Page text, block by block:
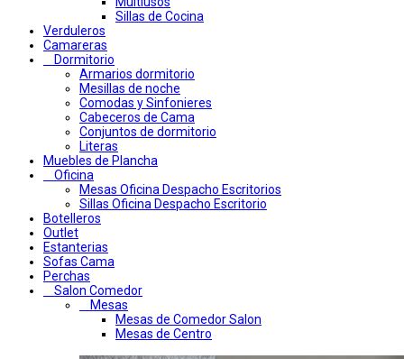
Sillas de Cocina
Verduleros
Camareras
Dormitorio
Armarios dormitorio
Mesillas de noche
Comodas y Sinfonieres
Cabeceros de Cama
Conjuntos de dormitorio
Literas
Muebles de Plancha
Oficina
Mesas Oficina Despacho Escritorios
Sillas Oficina Despacho Escritorio
Botelleros
Outlet
Estanterias
Sofas Cama
Perchas
Salon Comedor
Mesas
Mesas de Comedor Salon
Mesas de Centro